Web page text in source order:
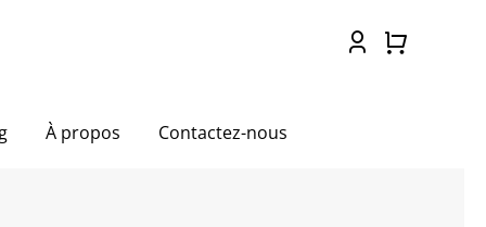
À propos Contactez-nous